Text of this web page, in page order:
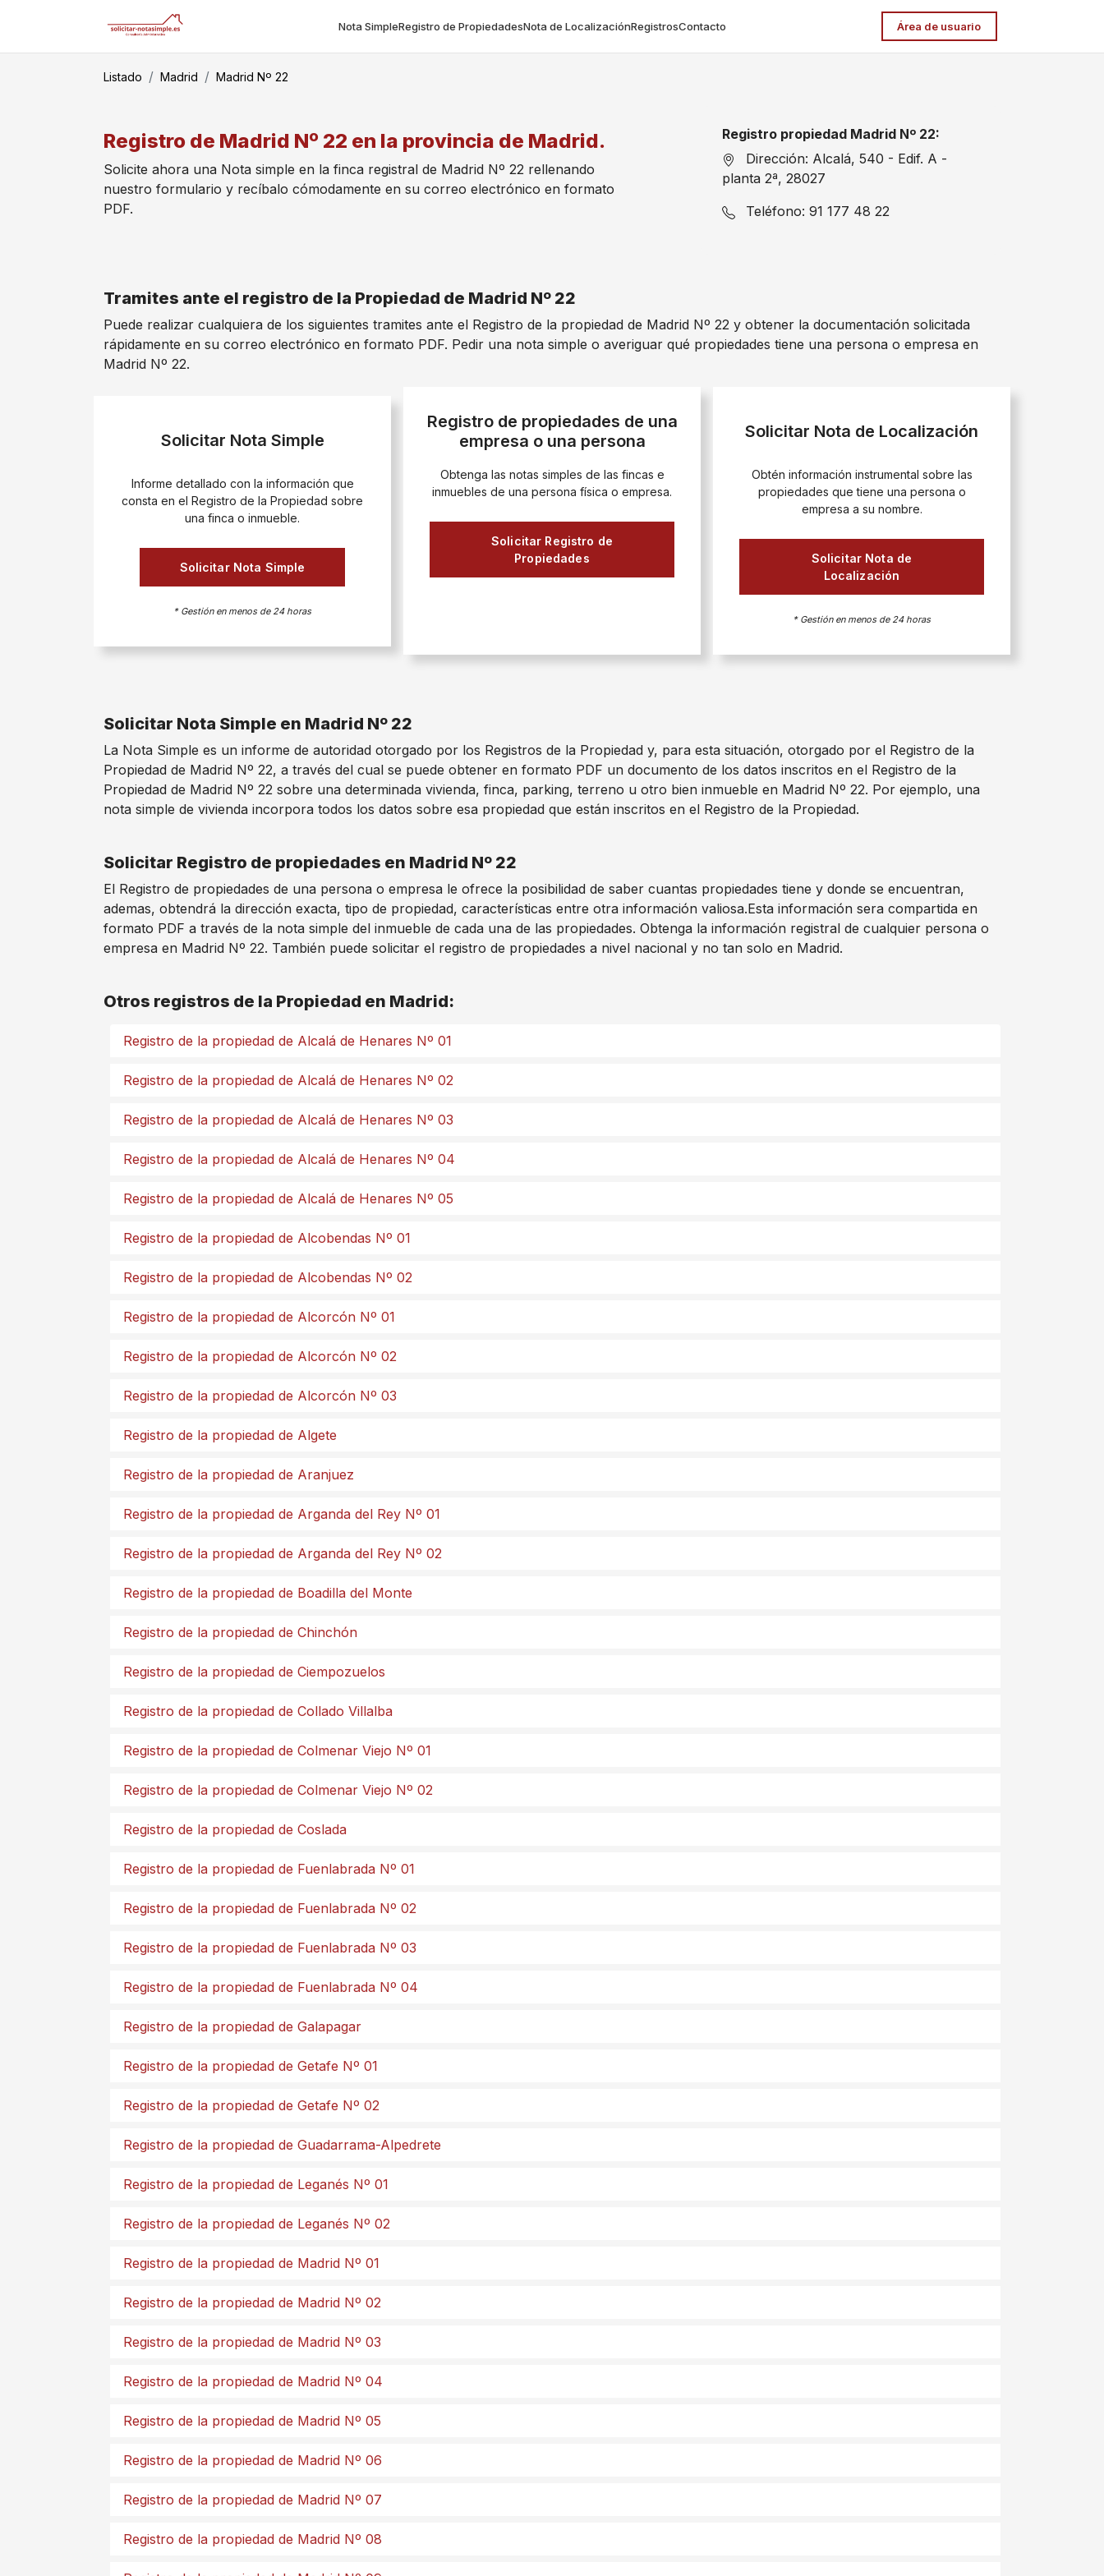
Nota SimpleRegistro de PropiedadesNota de LocalizaciónRegistrosContacto Área de usuario
Listado Madrid Madrid Nº 22
Registro de Madrid Nº 22 en la provincia de Madrid.
Solicite ahora una Nota simple en la finca registral de Madrid Nº 22 rellenando
nuestro formulario y recíbalo cómodamente en su correo electrónico en formato
PDF.
Registro propiedad Madrid Nº 22:
Dirección: Alcalá, 540 - Edif. A -
planta 2ª, 28027
Teléfono: 91 177 48 22
Tramites ante el registro de la Propiedad de Madrid Nº 22
Puede realizar cualquiera de los siguientes tramites ante el Registro de la propiedad de Madrid Nº 22 y obtener la documentación solicitada
rápidamente en su correo electrónico en formato PDF. Pedir una nota simple o averiguar qué propiedades tiene una persona o empresa en
Madrid Nº 22.
Solicitar Nota Simple
Informe detallado con la información que
consta en el Registro de la Propiedad sobre
una finca o inmueble.
Solicitar Nota Simple
* Gestión en menos de 24 horas
Registro de propiedades de una
empresa o una persona
Obtenga las notas simples de las fincas e
inmuebles de una persona física o empresa.
Solicitar Registro de
Propiedades
Solicitar Nota de Localización
Obtén información instrumental sobre las
propiedades que tiene una persona o
empresa a su nombre.
Solicitar Nota de
Localización
* Gestión en menos de 24 horas
Solicitar Nota Simple en Madrid Nº 22
La Nota Simple es un informe de autoridad otorgado por los Registros de la Propiedad y, para esta situación, otorgado por el Registro de la
Propiedad de Madrid Nº 22, a través del cual se puede obtener en formato PDF un documento de los datos inscritos en el Registro de la
Propiedad de Madrid Nº 22 sobre una determinada vivienda, finca, parking, terreno u otro bien inmueble en Madrid Nº 22. Por ejemplo, una
nota simple de vivienda incorpora todos los datos sobre esa propiedad que están inscritos en el Registro de la Propiedad.
Solicitar Registro de propiedades en Madrid Nº 22
El Registro de propiedades de una persona o empresa le ofrece la posibilidad de saber cuantas propiedades tiene y donde se encuentran,
ademas, obtendrá la dirección exacta, tipo de propiedad, características entre otra información valiosa.Esta información sera compartida en
formato PDF a través de la nota simple del inmueble de cada una de las propiedades. Obtenga la información registral de cualquier persona o
empresa en Madrid Nº 22. También puede solicitar el registro de propiedades a nivel nacional y no tan solo en Madrid.
Otros registros de la Propiedad en Madrid:
Registro de la propiedad de Alcalá de Henares Nº 01
Registro de la propiedad de Alcalá de Henares Nº 02
Registro de la propiedad de Alcalá de Henares Nº 03
Registro de la propiedad de Alcalá de Henares Nº 04
Registro de la propiedad de Alcalá de Henares Nº 05
Registro de la propiedad de Alcobendas Nº 01
Registro de la propiedad de Alcobendas Nº 02
Registro de la propiedad de Alcorcón Nº 01
Registro de la propiedad de Alcorcón Nº 02
Registro de la propiedad de Alcorcón Nº 03
Registro de la propiedad de Algete
Registro de la propiedad de Aranjuez
Registro de la propiedad de Arganda del Rey Nº 01
Registro de la propiedad de Arganda del Rey Nº 02
Registro de la propiedad de Boadilla del Monte
Registro de la propiedad de Chinchón
Registro de la propiedad de Ciempozuelos
Registro de la propiedad de Collado Villalba
Registro de la propiedad de Colmenar Viejo Nº 01
Registro de la propiedad de Colmenar Viejo Nº 02
Registro de la propiedad de Coslada
Registro de la propiedad de Fuenlabrada Nº 01
Registro de la propiedad de Fuenlabrada Nº 02
Registro de la propiedad de Fuenlabrada Nº 03
Registro de la propiedad de Fuenlabrada Nº 04
Registro de la propiedad de Galapagar
Registro de la propiedad de Getafe Nº 01
Registro de la propiedad de Getafe Nº 02
Registro de la propiedad de Guadarrama-Alpedrete
Registro de la propiedad de Leganés Nº 01
Registro de la propiedad de Leganés Nº 02
Registro de la propiedad de Madrid Nº 01
Registro de la propiedad de Madrid Nº 02
Registro de la propiedad de Madrid Nº 03
Registro de la propiedad de Madrid Nº 04
Registro de la propiedad de Madrid Nº 05
Registro de la propiedad de Madrid Nº 06
Registro de la propiedad de Madrid Nº 07
Registro de la propiedad de Madrid Nº 08